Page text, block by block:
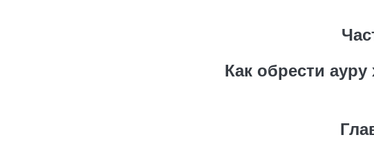
Как обрести